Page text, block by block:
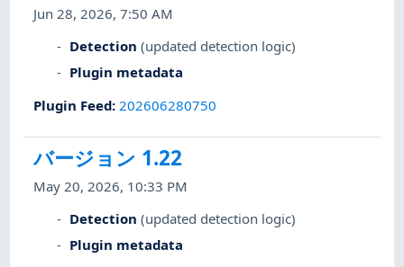
Jun 28, 2026, 7:50 AM
Detection (updated detection logic)
Plugin metadata
Plugin Feed: 202606280750
バージョン 1.22
May 20, 2026, 10:33 PM
Detection (updated detection logic)
Plugin metadata